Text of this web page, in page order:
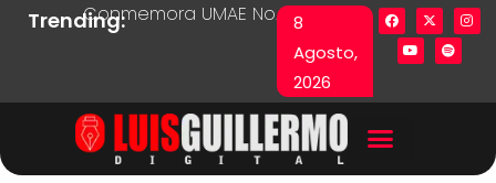
8
Agosto,
2026
Trending:Conmemora UMAE No. 71 Día de las y los
Lista en excel expone